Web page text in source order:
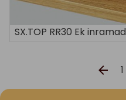
SX.TOP RR30 Ek inramad
1